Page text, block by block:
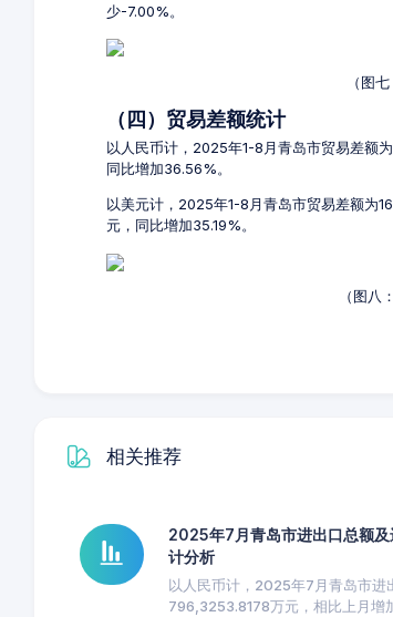
少-7.00%。
（图
（四）贸易差额统计
以人民币计，2025年1-8月青岛市贸易差额
同比增加36.56%。
以美元计，2025年1-8月青岛市贸易差额为
元，同比增加35.19%。
（图
相关推荐
2025年7月青岛市进出口总额及
计分析
以人民币计，2025年7月青岛市进
796,3253.8178万元，相比上月增